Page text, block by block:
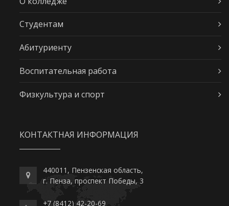
Студентам
Абитуриенту
Воспитательная работа
Физкультура и спорт
КОНТАКТНАЯ ИНФОРМАЦИЯ
440011, Пензенская область,
г. Пенза, проспект Победы, 3
+7 (8412) 42-20-69